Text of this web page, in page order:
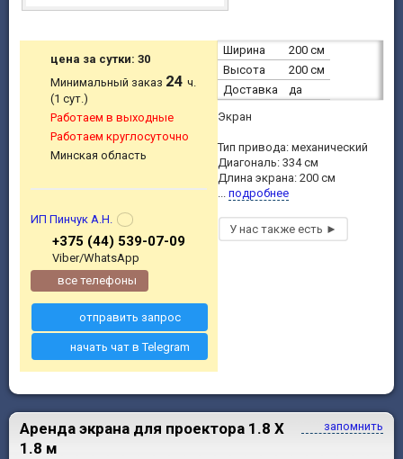
Ширина
200 см
Высота
200 см
Доставка
да
Экран
Тип привода: механический
Диагональ: 334 см
Длина экрана: 200 см
подробнее
цена за сутки: 30
Минимальный заказ 24ч.
(1 сут.)
Работаем в выходные
Работаем круглосуточно
Минская область
ИП Пинчук А.Н.
+375 (44) 539-07-09
Viber/WhatsApp
все телефоны
отправить запрос
начать чат в Telegram
запомнить
Аренда экрана для проектора 1.8 X
1.8 м